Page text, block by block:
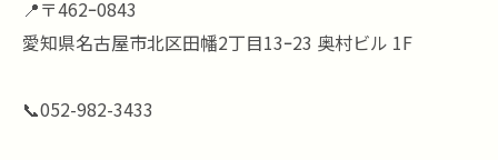
📍〒462ｰ0843
愛知県名古屋市北区田幡2丁目13ｰ23 奥村ビル 1F
📞052-982-3433